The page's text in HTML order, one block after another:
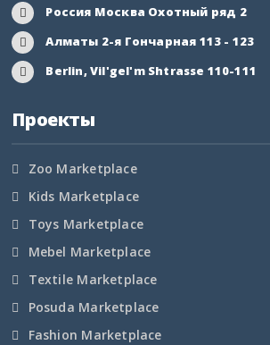
Калининградская
область
Калмыкия
Камчатский край
Карачаево-Черкесия
Кемеровская область
Кировская область
Россия Москва Охотный ряд 2
Алматы 2-я Гончарная 113 - 123
Berlin, Vil'gel'm Shtrasse 110-111
Проекты
Zoo Marketplace
Kids Marketplace
Toys Marketplace
Mebel Marketplace
Textile Marketplace
Posuda Marketplace
Fashion Marketplace